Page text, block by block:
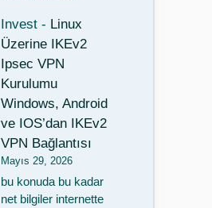
Invest - Linux
Üzerine IKEv2
Ipsec VPN
Kurulumu
Windows, Android
ve IOS’dan IKEv2
VPN Bağlantısı
Mayıs 29, 2026
bu konuda bu kadar
net bilgiler internette